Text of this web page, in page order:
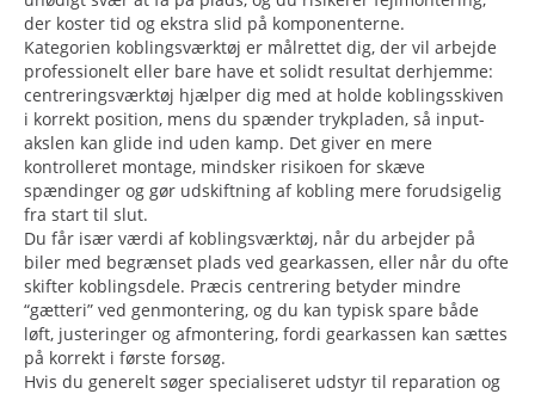
der koster tid og ekstra slid på komponenterne.
Kategorien koblingsværktøj er målrettet dig, der vil arbejde
professionelt eller bare have et solidt resultat derhjemme:
centreringsværktøj hjælper dig med at holde koblingsskiven
i korrekt position, mens du spænder trykpladen, så input-
akslen kan glide ind uden kamp. Det giver en mere
kontrolleret montage, mindsker risikoen for skæve
spændinger og gør udskiftning af kobling mere forudsigelig
fra start til slut.
Du får især værdi af koblingsværktøj, når du arbejder på
biler med begrænset plads ved gearkassen, eller når du ofte
skifter koblingsdele. Præcis centrering betyder mindre
“gætteri” ved genmontering, og du kan typisk spare både
løft, justeringer og afmontering, fordi gearkassen kan sættes
på korrekt i første forsøg.
Hvis du generelt søger specialiseret udstyr til reparation og